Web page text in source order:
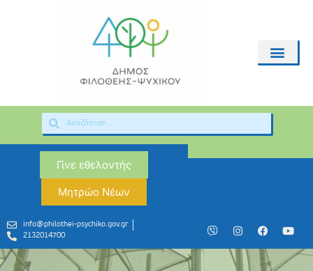
Γίνε εθελοντής
Μητρώο Νέων
info@philothei-psychiko.gov.gr
2132014700